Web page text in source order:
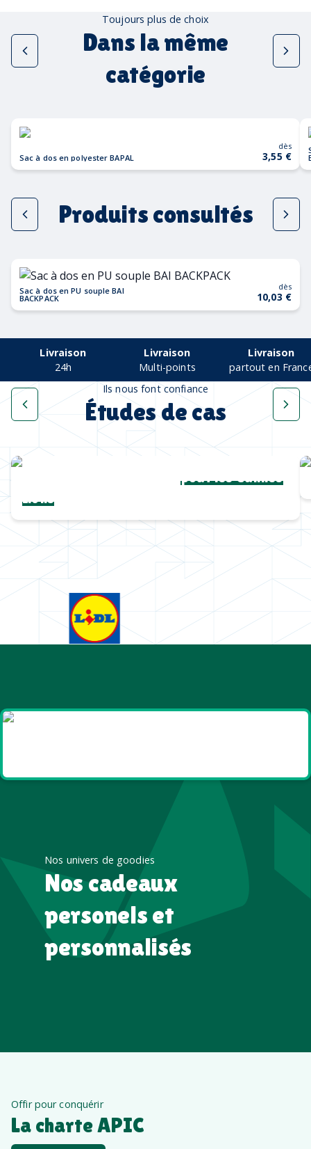
Toujours plus de choix
Dans la même
catégorie
Sac à dos en polyester BAPAL
dès
3,55 €
Produits consultés
Sac à dos en PU souple BAI
BACKPACK
dès
10,03 €
Livraison
24h
Livraison
Multi-points
Livraison
partout en
Ils nous font confiance
Études de cas
Une collection complètepour les Cannes
Lions
Nos univers de goodies
Nos cadeaux
personels et
personnalisés
Offir pour conquérir
La charte APIC